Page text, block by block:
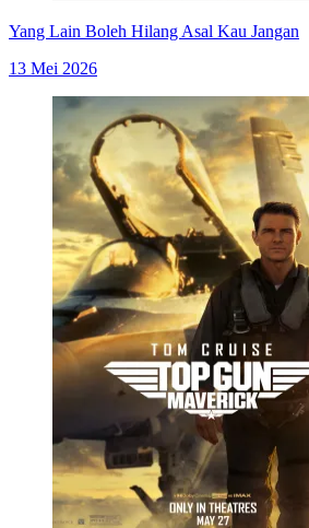
Yang Lain Boleh Hilang Asal Kau Jangan
13 Mei 2026